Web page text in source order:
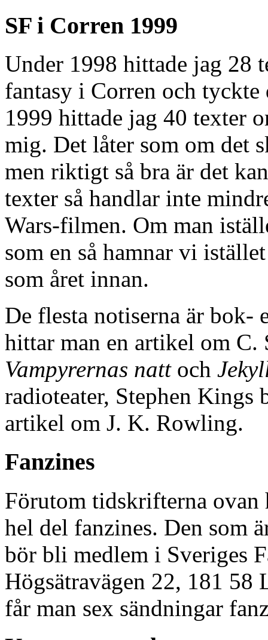
SF i Corren 1999
Under 1998 hittade jag 28
fantasy i Corren och
1999 hittade jag 40 texter
mig. Det låter som om det
men riktigt så bra är det
texter så handlar inte
Wars-filmen. Om man
som en så hamnar vi
som året innan.
De flesta notiserna är bok-
hittar man en artikel om C.
Vampyrernas nattoch
radioteater, Stephen
artikel om J. K. Rowling.
Fanzines
Förutom tidskrifterna
hel del fanzines. Den som
bör bli medlem i Sveriges
Högsätravägen 22, 181 58
får man sex sändningar